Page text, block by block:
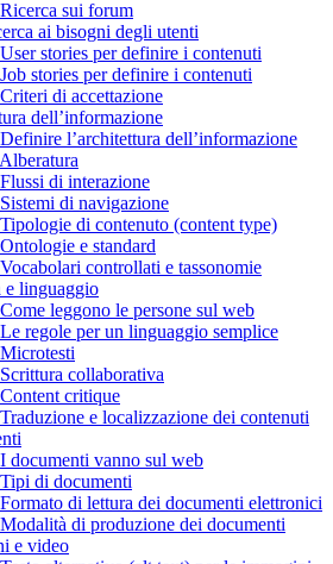
sui forum
ai bisogni degli utenti
stories per definire i contenuti
stories per definire i contenuti
di accettazione
dell’informazione
l’architettura dell’informazione
di interazione
di navigazione
di contenuto (content type)
e standard
controllati e tassonomie
e linguaggio
leggono le persone sul web
regole per un linguaggio semplice
collaborativa
critique
e localizzazione dei contenuti
documenti vanno sul web
di documenti
di lettura dei documenti elettronici
di produzione dei documenti
e video